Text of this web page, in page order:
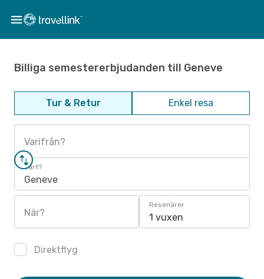
Billiga semestererbjudanden till Geneve
Tur & Retur Enkel resa
Varifrån?
Vart?
Geneve
När?
Resenärer
1 vuxen
Direktflyg